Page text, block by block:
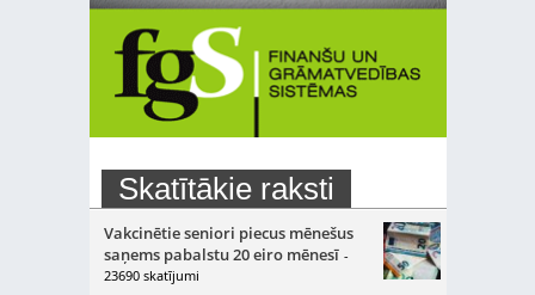
Skatītākie raksti
Vakcinētie seniori piecus mēnešus
saņems pabalstu 20 eiro mēnesī -
23690 skatījumi